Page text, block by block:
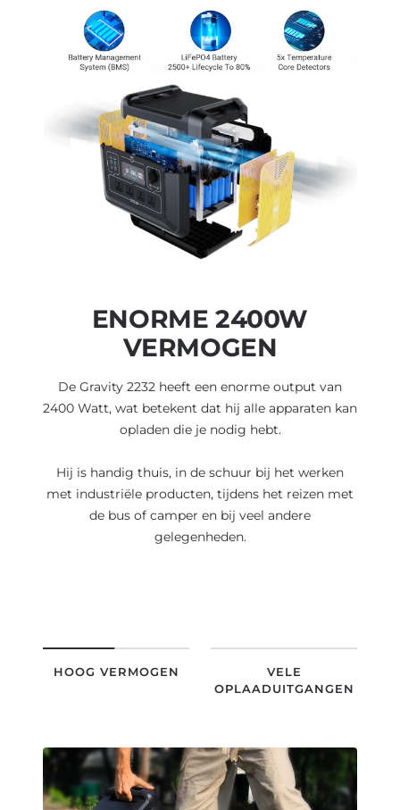
ENORME 2400W
VERMOGEN
De Gravity 2232 heeft een enorme output van
2400 Watt, wat betekent dat hij alle apparaten kan
opladen die je nodig hebt.
Hij is handig thuis, in de schuur bij het werken
met industriële producten, tijdens het reizen met
de bus of camper en bij veel andere
gelegenheden.
HOOG VERMOGEN
VELE
OPLAADUITGANGEN